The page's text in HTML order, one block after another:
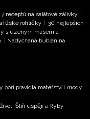
7 receptů na salátové zálivky |
rohlíčky | 30 nejlepších
s uzeným masem a
| Nadýchaná bublanina
boří pravidla mateřství i módy
Štíři uspějí a Ryby